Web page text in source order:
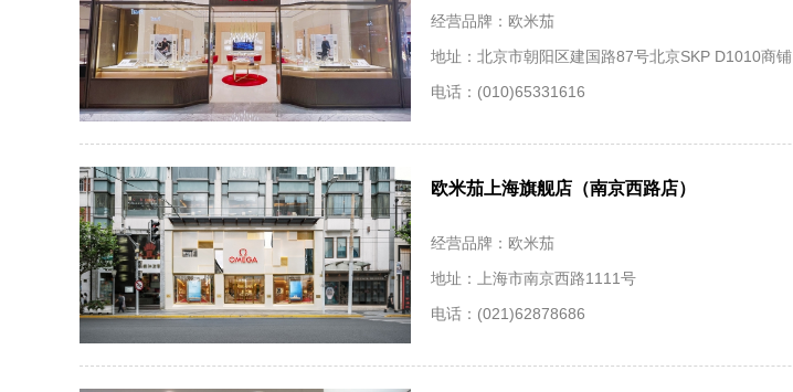
经营品牌：欧米茄
地址：北京市朝阳区建国路87号北京SKP D1010商铺
电话：(010)65331616
欧米茄上海旗舰店（南京西路店）
经营品牌：欧米茄
地址：上海市南京西路1111号
电话：(021)62878686